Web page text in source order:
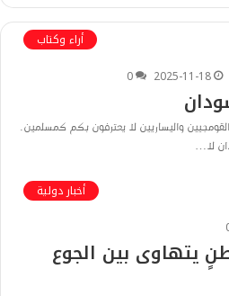
أراء وكتاب
2025-11-18
0
واليساريين لا يعترفون بكم كمسلمين.
لا…
أخبار دولية
يتهاوى بين الجوع